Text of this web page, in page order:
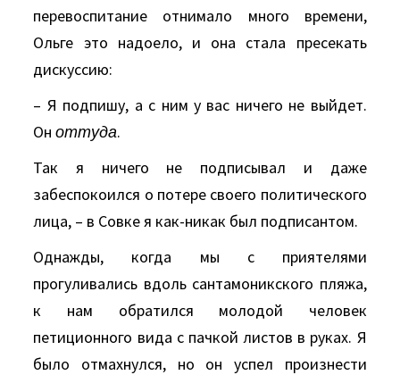
перевоспитание отнимало много времени,
Ольге это надоело, и она стала пресекать
дискуссию:
– Я подпишу, а с ним у вас ничего не выйдет.
Оноттуда.
Так я ничего не подписывал и даже
забеспокоился о потере своего политического
лица, – в Совке я как-никак был подписантом.
Однажды, когда мы с приятелями
прогуливались вдоль сантамоникского пляжа,
к нам обратился молодой человек
петиционного вида с пачкой листов в руках. Я
было отмахнулся, но он успел произнести